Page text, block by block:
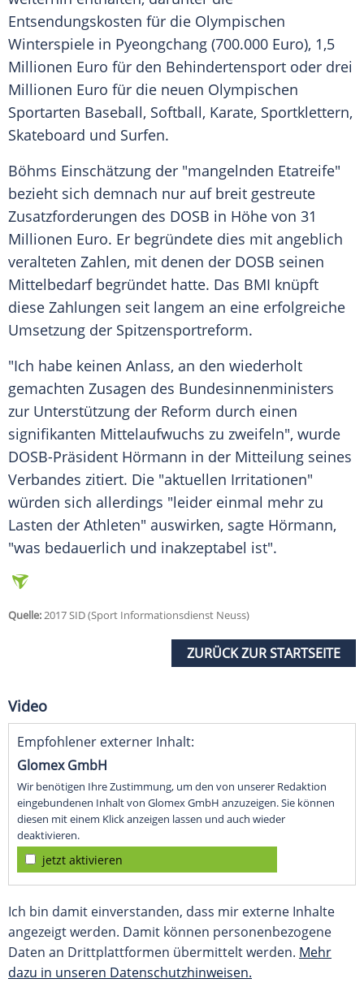
Entsendungskosten für die Olympischen
Winterspiele in Pyeongchang (700.000 Euro), 1,5
Millionen Euro für den Behindertensport oder drei
Millionen Euro für die neuen Olympischen
Sportarten Baseball, Softball, Karate, Sportklettern,
Skateboard und Surfen.
Böhms Einschätzung der "mangelnden Etatreife"
bezieht sich demnach nur auf breit gestreute
Zusatzforderungen des DOSB in Höhe von 31
Millionen Euro. Er begründete dies mit angeblich
veralteten Zahlen, mit denen der DOSB seinen
Mittelbedarf begründet hatte. Das BMI knüpft
diese Zahlungen seit langem an eine erfolgreiche
Umsetzung der Spitzensportreform.
"Ich habe keinen Anlass, an den wiederholt
gemachten Zusagen des Bundesinnenministers
zur Unterstützung der Reform durch einen
signifikanten Mittelaufwuchs zu zweifeln", wurde
DOSB-Präsident Hörmann in der Mitteilung seines
Verbandes zitiert. Die "aktuellen Irritationen"
würden sich allerdings "leider einmal mehr zu
Lasten der Athleten" auswirken, sagte Hörmann,
"was bedauerlich und inakzeptabel ist".
Quelle:2017 SID (Sport Informationsdienst Neuss)
ZURÜCK ZUR STARTSEITE
Video
Empfohlener externer Inhalt:
Glomex GmbH
Wir benötigen Ihre Zustimmung, um den von unserer Redaktion
eingebundenen Inhalt von Glomex GmbH anzuzeigen. Sie können
diesen mit einem Klick anzeigen lassen und auch wieder
deaktivieren.
jetzt aktivieren
Ich bin damit einverstanden, dass mir externe Inhalte
angezeigt werden. Damit können personenbezogene
Daten an Drittplattformen übermittelt werden. Mehr
dazu in unseren Datenschutzhinweisen.